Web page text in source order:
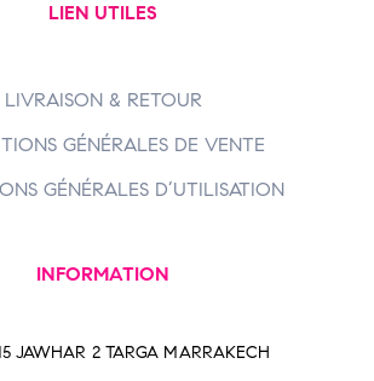
LIEN UTILES
LIVRAISON & RETOUR
GÉNÉRALES DE VENTE
GÉNÉRALES D’UTILISATION
INFORMATION
JAWHAR 2 TARGA MARRAKECH